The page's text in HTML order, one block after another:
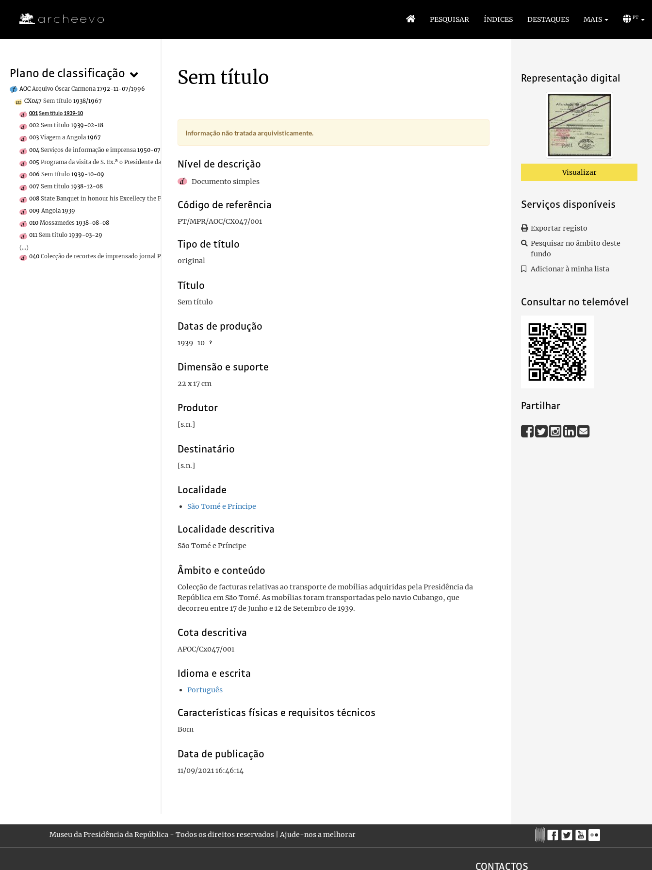
PESQUISAR ÍNDICES DESTAQUES MAIS PT
Plano de classificação
AOC Arquivo Óscar Carmona 1792-11-07/1996
CX047 Sem título 1938/1967
001 Sem título 1939-10
002 Sem título 1939-02-18
003 Viagem a Angola 1967
004 Serviços de informação e imprensa 1950-07-08
005 Programa da visita de S. Ex.ª o Presidente da República Portuguesa à União Sul Africana
006 Sem título 1939-10-09
007 Sem título 1938-12-08
008 State Banquet in honour his Excellecy the President of the Portuguese Republic and Madame Carmona
009 Angola 1939
010 Mossamedes 1938-08-08
011 Sem título 1939-03-29
(...)
040 Colecção de recortes de imprensado jornal Primeiro de Janeiro sobre a Viagem Presidencial a São Tomé e Príncipe e Angola
Representação digital
Visualizar
Serviços disponíveis
Exportar registo
Pesquisar no âmbito deste
fundo
Adicionar à minha lista
Consultar no telemóvel
Partilhar
Sem título
Informação não tratada arquivisticamente.
Nível de descrição
Documento simples
Código de referência
PT/MPR/AOC/CX047/001
Tipo de título
original
Título
Sem título
Datas de produção
1939-10
Dimensão e suporte
22 x 17 cm
Produtor
[s.n.]
Destinatário
[s.n.]
Localidade
São Tomé e Príncipe
Localidade descritiva
São Tomé e Príncipe
Âmbito e conteúdo
Colecção de facturas relativas ao transporte de mobílias adquiridas pela Presidência da
República em São Tomé. As mobílias foram transportadas pelo navio Cubango, que
decorreu entre 17 de Junho e 12 de Setembro de 1939.
Cota descritiva
APOC/Cx047/001
Idioma e escrita
Português
Características físicas e requisitos técnicos
Bom
Data de publicação
11/09/2021 16:46:14
Museu da Presidência da República - Todos os direitos reservados |Ajude-nos a melhorar
CONTACTOS